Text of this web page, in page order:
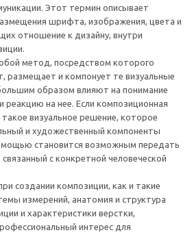
Этот термин описывает
шрифта, изображения, цвета и
отношение к дизайну, внутри
метод, посредством которого
размещает и компонует те визуальные
образом влияют на понимание
на нее. Если композиционная
визуальное решение, которое
и художественный компоненты
становится возможным передать
с конкретной человеческой
создании композиции, как и такие
измерений, анатомия и структура
и характеристики верстки,
интерес для